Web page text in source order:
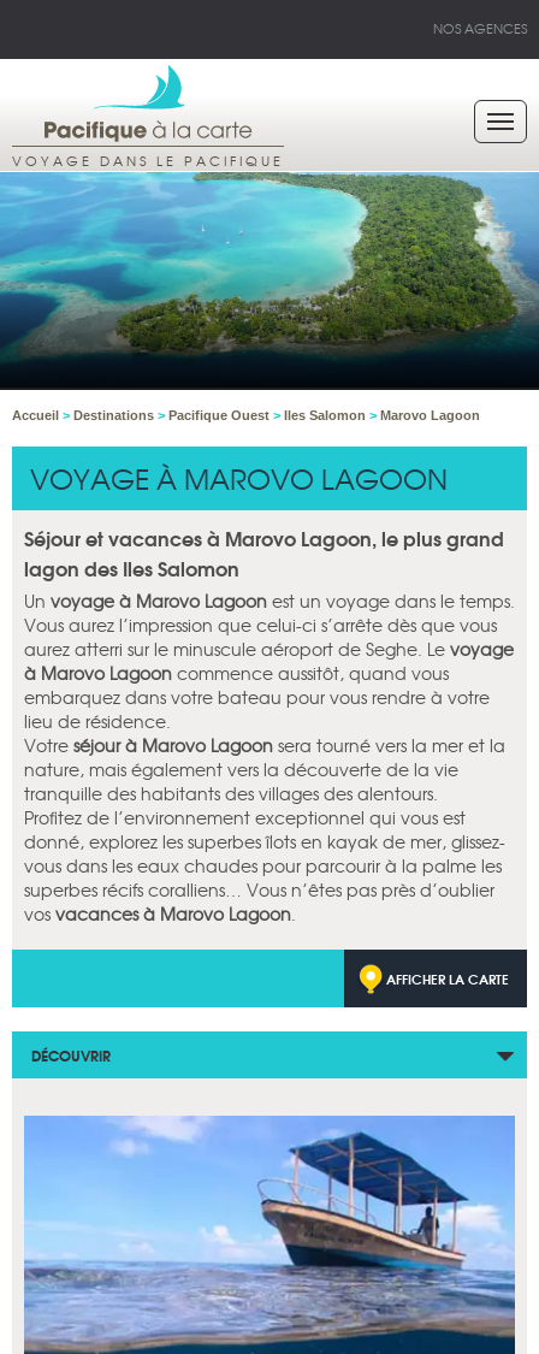
NOS AGENCES
VOYAGE DANS LE PACIFIQUE
Accueil > Destinations > Pacifique Ouest > Iles Salomon > Marovo Lagoon
VOYAGE À MAROVO LAGOON
Séjour et vacances à Marovo Lagoon, le plus grand
lagon des Iles Salomon
Un voyage à Marovo Lagoon est un voyage dans le temps.
Vous aurez l’impression que celui-ci s’arrête dès que vous
aurez atterri sur le minuscule aéroport de Seghe. Le voyage
à Marovo Lagoon commence aussitôt, quand vous
embarquez dans votre bateau pour vous rendre à votre
lieu de résidence.
Votre séjour à Marovo Lagoon sera tourné vers la mer et la
nature, mais également vers la découverte de la vie
tranquille des habitants des villages des alentours.
Profitez de l’environnement exceptionnel qui vous est
donné, explorez les superbes îlots en kayak de mer, glissez-
vous dans les eaux chaudes pour parcourir à la palme les
superbes récifs coralliens… Vous n’êtes pas près d’oublier
vos vacances à Marovo Lagoon.
AFFICHER LA CARTE
DÉCOUVRIR